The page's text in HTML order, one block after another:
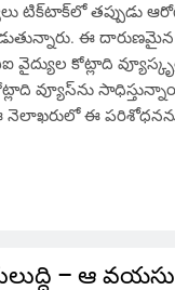
టిక్‌టాక్‌లో తప్పుడు
ఈ దారుణమైన
వైద్యుల కోట్లాది
వ్యూస్‌ను
ఈ పరిశోధనను
– ఆ వయసు